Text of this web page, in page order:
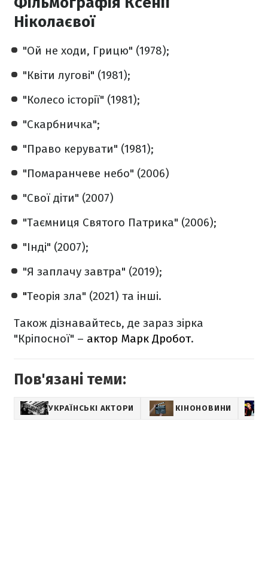
Ніколаєвої
"Ой не ходи, Грицю" (1978);
"Квіти лугові" (1981);
"Колесо історії" (1981);
"Скарбничка";
"Право керувати" (1981);
"Помаранчеве небо" (2006)
"Свої діти" (2007)
"Таємниця Святого Патрика" (2006);
"Інді" (2007);
"Я заплачу завтра" (2019);
"Теорія зла" (2021) та інші.
Також дізнавайтесь, де зараз зірка
"Кріпосної" – актор Марк Дробот.
Пов'язані теми:
УКРАЇНСЬКІ АКТОРИ КІНОНОВИНИ